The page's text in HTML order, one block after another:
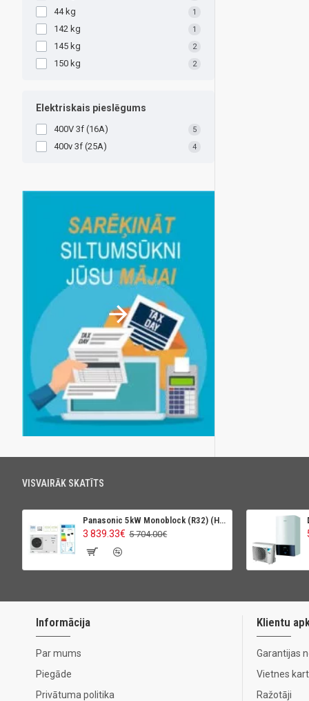
44 kg 1
142 kg 1
145 kg 2
150 kg 2
Elektriskais pieslēgums
400V 3f (16A) 5
400v 3f (25A) 4
VISVAIRĀK SKATĪTS
Panasonic 5kW Monoblock (R32) (High Perfomance)
3 839.33€ 5 704.00€
Informācija
Par mums
Piegāde
Privātuma politika
Klientu
Garantijas
Vietnes
Ražotāji